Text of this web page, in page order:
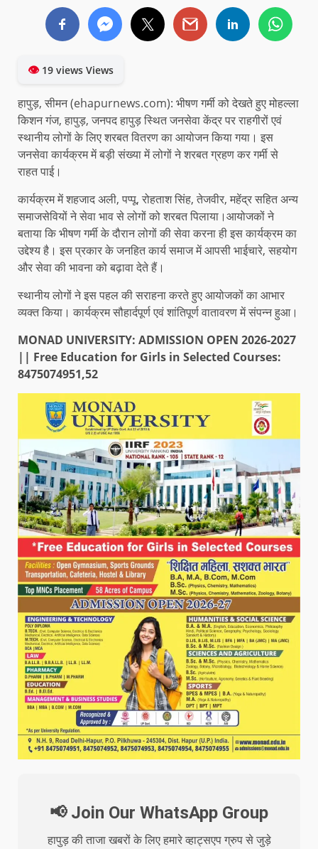
👁19 views Views
हापुड़, सीमन (ehapurnews.com): भीषण गर्मी को देखते हुए मोहल्ला
किशन गंज, हापुड़, जनपद हापुड़ स्थित जनसेवा केंद्र पर राहगीरों एवं
स्थानीय लोगों के लिए शरबत वितरण का आयोजन किया गया। इस
जनसेवा कार्यक्रम में बड़ी संख्या में लोगों ने शरबत ग्रहण कर गर्मी से
राहत पाई।
कार्यक्रम में शहजाद अली, पप्पू, रोहताश सिंह, तेजवीर, महेंद्र सहित अन्य
समाजसेवियों ने सेवा भाव से लोगों को शरबत पिलाया।आयोजकों ने
बताया कि भीषण गर्मी के दौरान लोगों की सेवा करना ही इस कार्यक्रम का
उद्देश्य है। इस प्रकार के जनहित कार्य समाज में आपसी भाईचारे, सहयोग
और सेवा की भावना को बढ़ावा देते हैं।
स्थानीय लोगों ने इस पहल की सराहना करते हुए आयोजकों का आभार
व्यक्त किया। कार्यक्रम सौहार्दपूर्ण एवं शांतिपूर्ण वातावरण में संपन्न हुआ।
MONAD UNIVERSITY: ADMISSION OPEN 2026-2027
|| Free Education for Girls in Selected Courses:
8475074951,52
📢 Join Our WhatsApp Group
हापुड़ की ताजा खबरों के लिए हमारे व्हाट्सएप ग्रुप से जुड़े